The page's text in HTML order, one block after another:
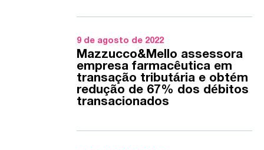
9 de agosto de 2022
Mazzucco&Mello assessora
empresa farmacêutica em
transação tributária e obtém
redução de 67% dos débitos
transacionados